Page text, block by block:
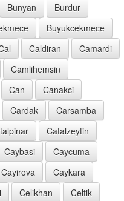
Bunyan
Burdur
Buyukcekmece
Caldiran
Camardi
Camlihemsin
Can
Canakci
Cardak
Carsamba
Catalzeytin
Caybasi
Caycuma
Cayirova
Caykara
Celikhan
Celtik